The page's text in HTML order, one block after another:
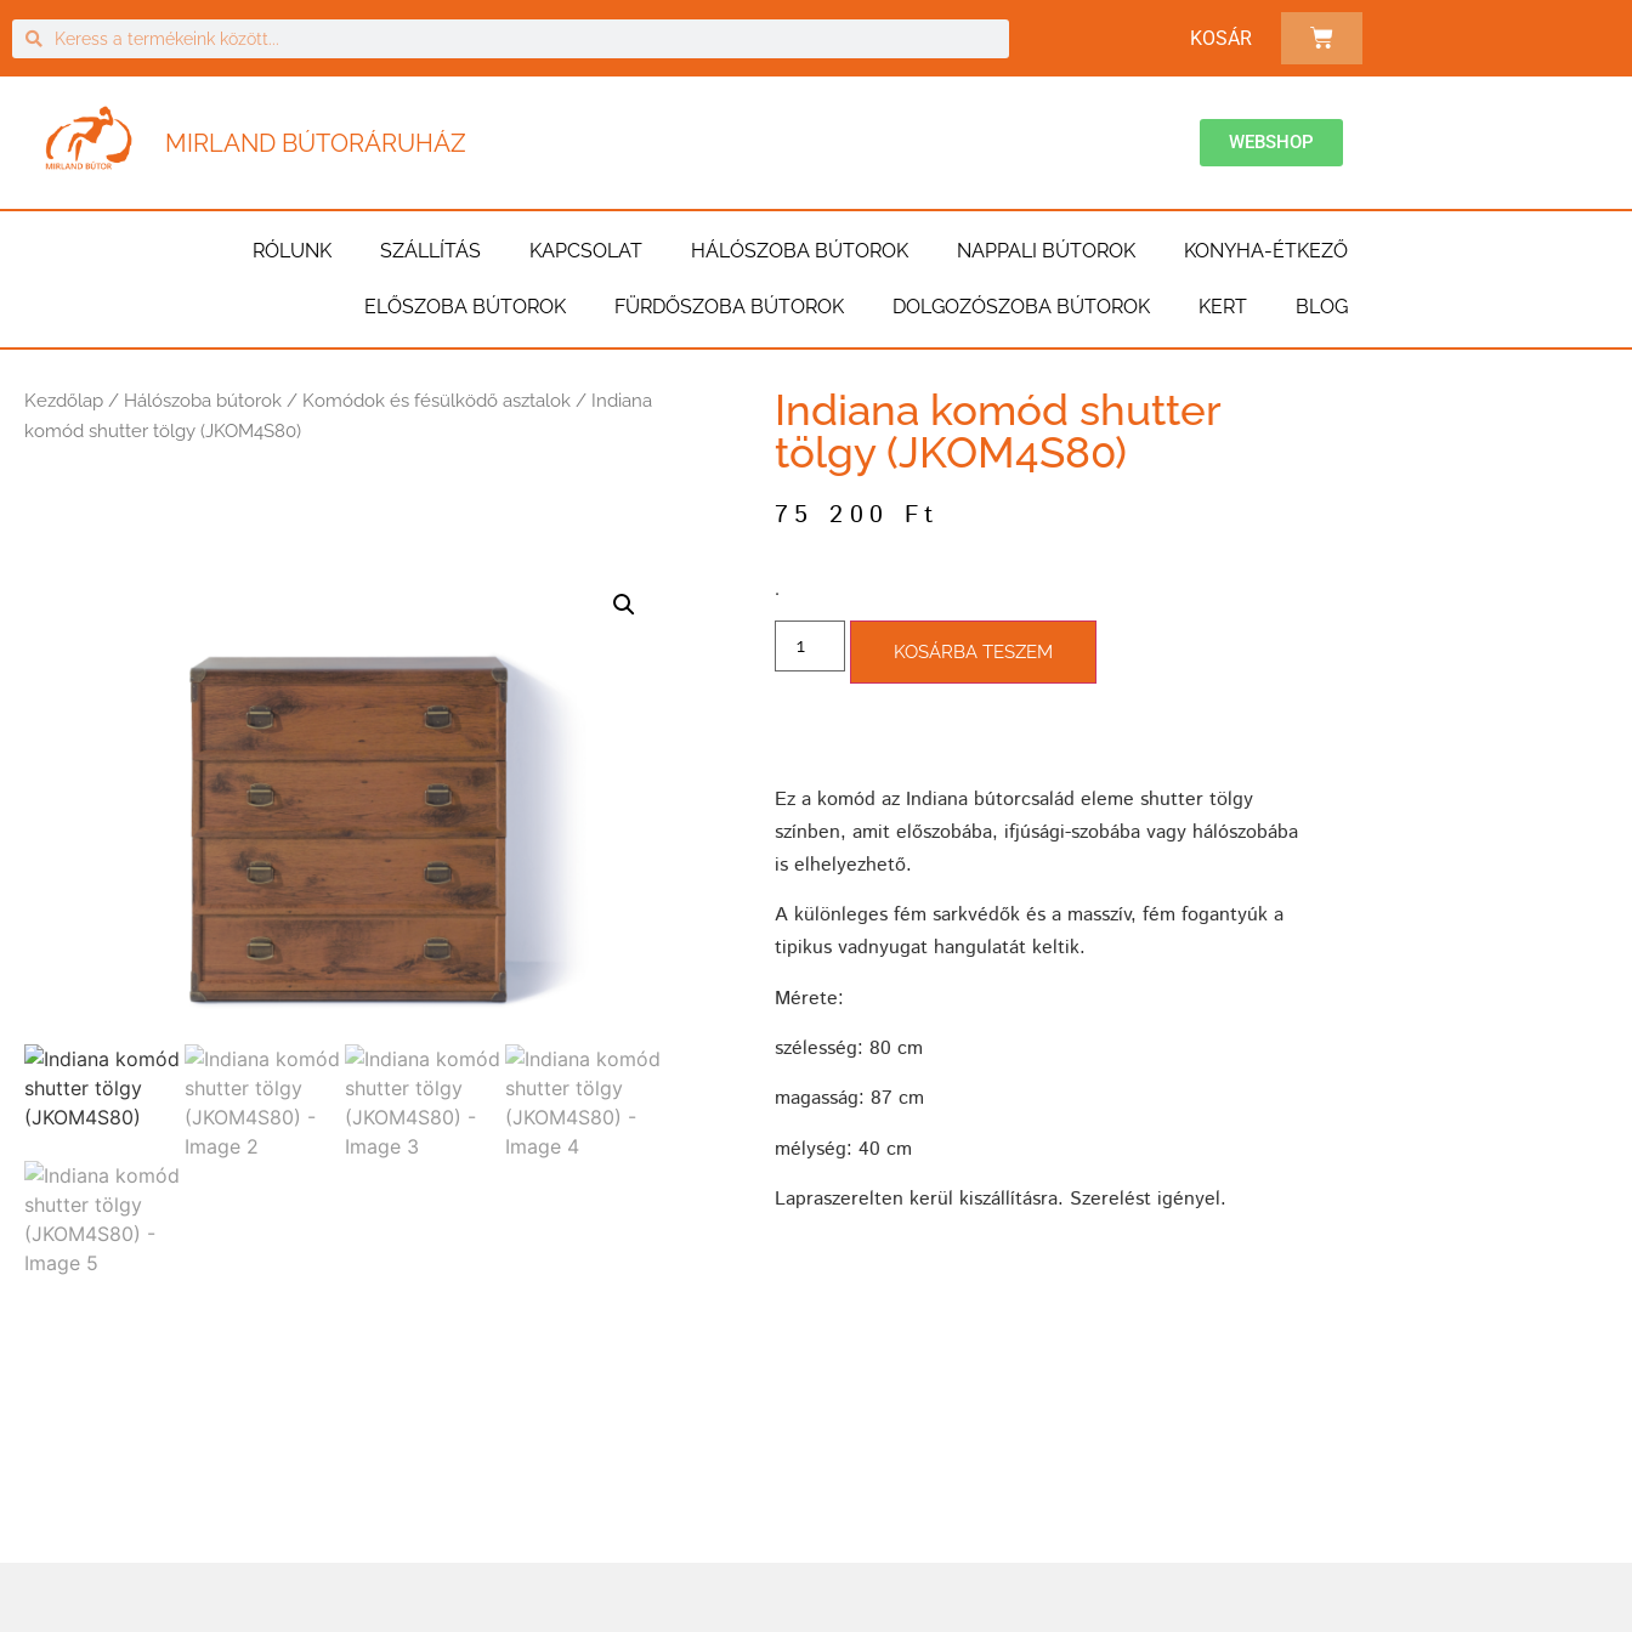
KOSÁR
MIRLAND BÚTORÁRUHÁZ WEBSHOP
RÓLUNK SZÁLLÍTÁS KAPCSOLAT HÁLÓSZOBA BÚTOROK NAPPALI BÚTOROK KONYHA-ÉTKEZŐ
ELŐSZOBA BÚTOROK FÜRDŐSZOBA BÚTOROK DOLGOZÓSZOBA BÚTOROK KERT BLOG
Kezdőlap / Hálószoba bútorok / Komódok és fésülködő asztalok / Indiana
komód shutter tölgy (JKOM4S80)
Indiana komód shutter
tölgy (JKOM4S80)
75 200 Ft
­.
KOSÁRBA TESZEM
Ez a komód az Indiana bútorcsalád eleme shutter tölgy
színben, amit előszobába, ifjúsági-szobába vagy hálószobába
is elhelyezhető.
A különleges fém sarkvédők és a masszív, fém fogantyúk a
tipikus vadnyugat hangulatát keltik.
Mérete:
szélesség: 80 cm
magasság: 87 cm
mélység: 40 cm
Lapraszerelten kerül kiszállításra. Szerelést igényel.